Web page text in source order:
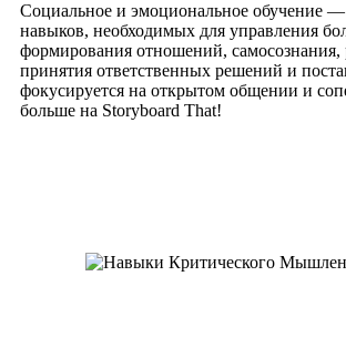
Социальное и эмоциональное обучение —
навыков, необходимых для управления
формирования отношений,
принятия ответственных решений и
фокусируется на открытом общении и
больше на Storyboard That!